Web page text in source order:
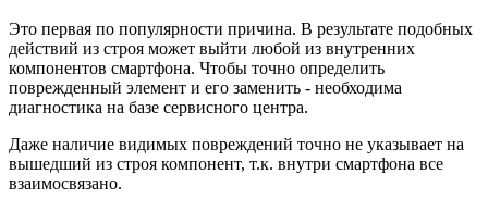
Это первая по популярности причина. В результате подобных
действий из строя может выйти любой из внутренних
компонентов смартфона. Чтобы точно определить
поврежденный элемент и его заменить - необходима
диагностика на базе сервисного центра.
Даже наличие видимых повреждений точно не указывает на
вышедший из строя компонент, т.к. внутри смартфона все
взаимосвязано.